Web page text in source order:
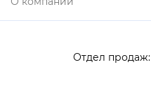
Отдел продаж: